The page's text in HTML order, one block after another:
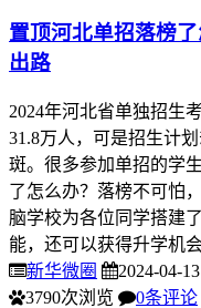
置顶河北单招落榜
出路
2024年河北省单独招生
31.8万人，可是招生计
斑。很多参加单招的学
了怎么办？落榜不可怕
脑学校为各位同学搭建
能，还可以获得升学机
新华微圈
2024-04-13
3790次浏览
0条评论